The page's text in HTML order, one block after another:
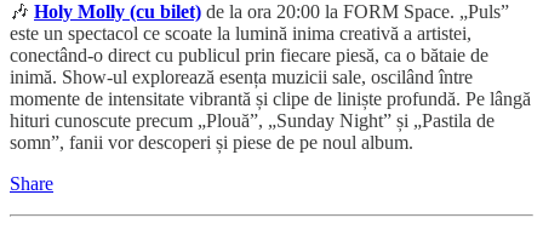
🎶 Holy Molly (cu bilet) de la ora 20:00 la FORM Space. „Puls”
este un spectacol ce scoate la lumină inima creativă a artistei,
conectând-o direct cu publicul prin fiecare piesă, ca o bătaie de
inimă. Show-ul explorează esența muzicii sale, oscilând între
momente de intensitate vibrantă și clipe de liniște profundă. Pe lângă
hituri cunoscute precum „Plouă”, „Sunday Night” și „Pastila de
somn”, fanii vor descoperi și piese de pe noul album.
Share